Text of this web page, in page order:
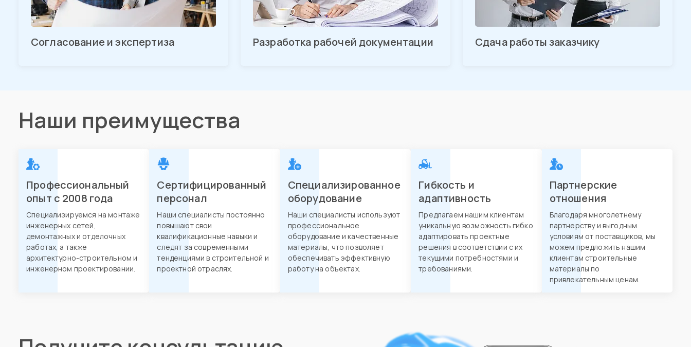
Согласование и экспертиза Разработка рабочей документации Сдача работы заказчику
Наши преимущества
Профессиональный
опыт с 2008 года
Специализируемся на монтаже
инженерных сетей,
демонтажных и отделочных
работах, а также
архитектурно-строительном и
инженерном проектировании.
Сертифицированный
персонал
Наши специалисты постоянно
повышают свои
квалификационные навыки и
следят за современными
тенденциями в строительной и
проектной отраслях.
Специализированное
оборудование
Наши специалисты используют
профессиональное
оборудование и качественные
материалы, что позволяет
обеспечивать эффективную
работу на объектах.
Гибкость и
адаптивность
Предлагаем нашим клиентам
уникальную возможность гибко
адаптировать проектные
решения в соответствии с их
текущими потребностями и
требованиями.
Партнерские
отношения
Благодаря многолетнему
партнерству и выгодным
условиям от поставщиков, мы
можем предложить нашим
клиентам строительные
материалы по
привлекательным ценам.